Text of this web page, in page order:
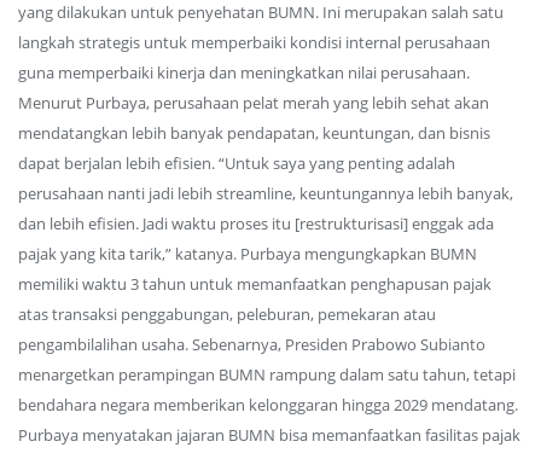
yang dilakukan untuk penyehatan BUMN. Ini merupakan salah satu
langkah strategis untuk memperbaiki kondisi internal perusahaan
guna memperbaiki kinerja dan meningkatkan nilai perusahaan.
Menurut Purbaya, perusahaan pelat merah yang lebih sehat akan
mendatangkan lebih banyak pendapatan, keuntungan, dan bisnis
dapat berjalan lebih efisien. “Untuk saya yang penting adalah
perusahaan nanti jadi lebih streamline, keuntungannya lebih banyak,
dan lebih efisien. Jadi waktu proses itu [restrukturisasi] enggak ada
pajak yang kita tarik,” katanya. Purbaya mengungkapkan BUMN
memiliki waktu 3 tahun untuk memanfaatkan penghapusan pajak
atas transaksi penggabungan, peleburan, pemekaran atau
pengambilalihan usaha. Sebenarnya, Presiden Prabowo Subianto
menargetkan perampingan BUMN rampung dalam satu tahun, tetapi
bendahara negara memberikan kelonggaran hingga 2029 mendatang.
Purbaya menyatakan jajaran BUMN bisa memanfaatkan fasilitas pajak